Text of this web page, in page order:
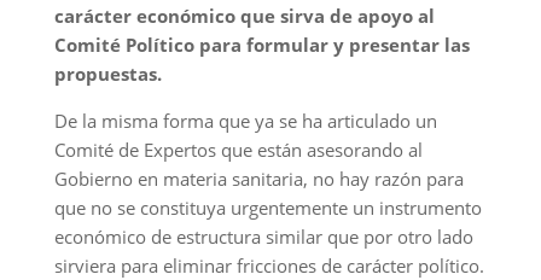
carácter económico que sirva de apoyo al
Comité Político para formular y presentar las
propuestas.
De la misma forma que ya se ha articulado un
Comité de Expertos que están asesorando al
Gobierno en materia sanitaria, no hay razón para
que no se constituya urgentemente un instrumento
económico de estructura similar que por otro lado
sirviera para eliminar fricciones de carácter político.